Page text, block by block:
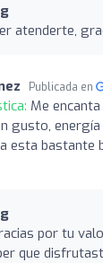
atenderte,
Publicada en
Me
gusto,
esta bastante
por tu
que